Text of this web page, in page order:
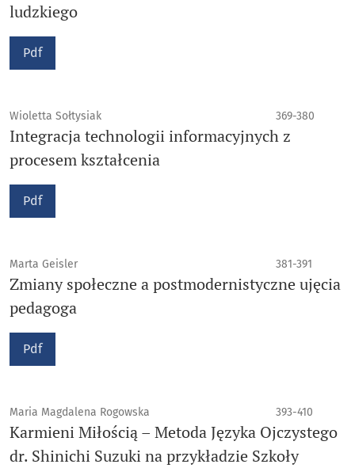
ludzkiego
Pdf
Wioletta Sołtysiak 369-380
Integracja technologii informacyjnych z
procesem kształcenia
Pdf
Marta Geisler 381-391
Zmiany społeczne a postmodernistyczne ujęcia
pedagoga
Pdf
Maria Magdalena Rogowska 393-410
Karmieni Miłością – Metoda Języka Ojczystego
dr. Shinichi Suzuki na przykładzie Szkoły